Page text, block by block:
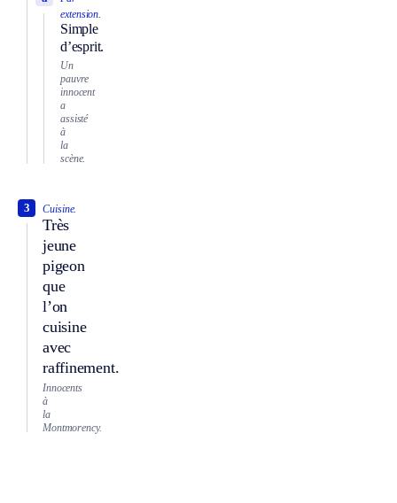
extension.
Simple
d’esprit.
Un
pauvre
innocent
a
assisté
à
la
scène.
Cuisine.
Très
jeune
pigeon
que
l’on
cuisine
avec
raffinement.
3
Innocents
à
la
Montmorency.